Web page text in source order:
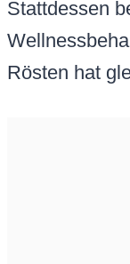
Stattdessen
Rösten hat